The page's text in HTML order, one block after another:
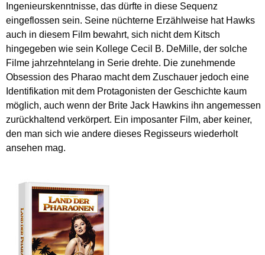
Ingenieurskenntnisse, das dürfte in diese Sequenz
eingeflossen sein. Seine nüchterne Erzählweise hat Hawks
auch in diesem Film bewahrt, sich nicht dem Kitsch
hingegeben wie sein Kollege Cecil B. DeMille, der solche
Filme jahrzehntelang in Serie drehte. Die zunehmende
Obsession des Pharao macht dem Zuschauer jedoch eine
Identifikation mit dem Protagonisten der Geschichte kaum
möglich, auch wenn der Brite Jack Hawkins ihn angemessen
zurückhaltend verkörpert. Ein imposanter Film, aber keiner,
den man sich wie andere dieses Regisseurs wiederholt
ansehen mag.